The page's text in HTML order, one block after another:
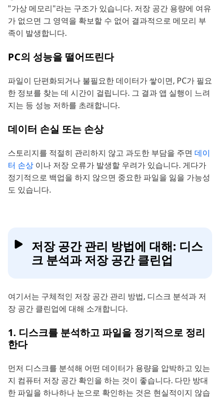
"가상 메모리"라는 구조가 있습니다. 저장 공간 용량에 여유
가 없으면 그 영역을 확보할 수 없어 결과적으로 메모리 부
족이 발생합니다.
PC의 성능을 떨어뜨린다
파일이 단편화되거나 불필요한 데이터가 쌓이면, PC가 필요
한 정보를 찾는 데 시간이 걸립니다. 그 결과 앱 실행이 느려
지는 등 성능 저하를 초래합니다.
데이터 손실 또는 손상
스토리지를 적절히 관리하지 않고 과도한 부담을 주면 데이
터 손상 이나 저장 오류가 발생할 우려가 있습니다. 게다가
정기적으로 백업을 하지 않으면 중요한 파일을 잃을 가능성
도 있습니다.
저장 공간 관리 방법에 대해: 디스
크 분석과 저장 공간 클린업
여기서는 구체적인 저장 공간 관리 방법, 디스크 분석과 저
장 공간 클린업에 대해 소개합니다.
1. 디스크를 분석하고 파일을 정기적으로 정리
한다
먼저 디스크를 분석해 어떤 데이터가 용량을 압박하고 있는
지 컴퓨터 저장 공간 확인을 하는 것이 좋습니다. 다만 방대
한 파일을 하나하나 눈으로 확인하는 것은 현실적이지 않습